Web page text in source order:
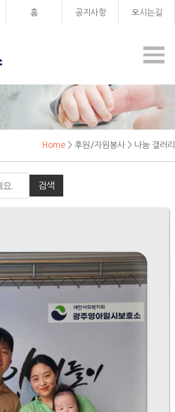
홈 공지사항 오시는길
Home > 후원/자원봉사 > 나눔 갤러리
검색